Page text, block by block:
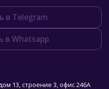
в Telegram
в Whatsapp
13, строение 3, офис 246А